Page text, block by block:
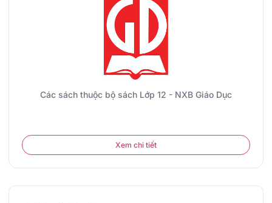
Các sách thuộc bộ sách Lớp 12 - NXB Giáo Dục
Xem chi tiết